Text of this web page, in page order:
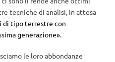
tecniche di analisi, in attesa
di tipo terrestre con
generazione».
le loro abbondanze